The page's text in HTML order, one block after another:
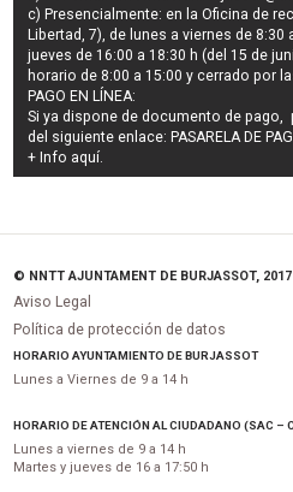
c) Presencialmente: en la Oficina de
Libertad, 7), de lunes a viernes de 8:30
jueves de 16:00 a 18:30 h (del 15 de
horario de 8:00 a 15:00 y cerrado por
PAGO EN LÍNEA:
Si ya dispone de documento de pago,
del siguiente enlace:PASARELA DE
+ Info aquí
© NNTT AJUNTAMENT DE BURJASSOT, 2017
Aviso Legal
Política de protección de datos
HORARIO AYUNTAMIENTO DE BURJASSOT
Lunes a Viernes de 9 a 14 h
HORARIO DE ATENCIÓN AL CIUDADANO (SAC –
Lunes a viernes de 9 a 14 h
Martes y jueves de 16 a 17:50 h